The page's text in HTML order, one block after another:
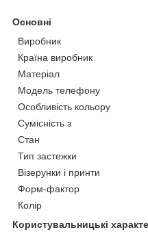
Основні
Виробник
Країна виробник
Матеріал
Модель телефону
Особливість кольору
Сумісність з
Стан
Тип застежки
Візерунки і принти
Форм-фактор
Колір
Користувальницькі